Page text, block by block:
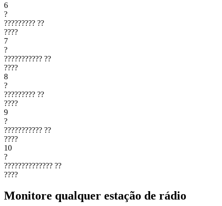
6
?
????????? ??
????
7
?
??????????? ??
????
8
?
????????? ??
????
9
?
??????????? ??
????
10
?
?????????????? ??
????
Monitore qualquer estação de rádio